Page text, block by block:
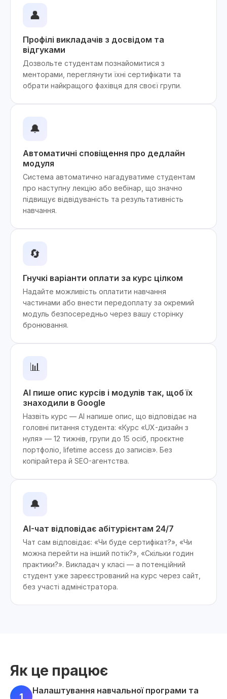
👤
Профілі викладачів з досвідом та
відгуками
Дозвольте студентам познайомитися з
менторами, переглянути їхні сертифікати та
обрати найкращого фахівця для своєї групи.
🔔
Автоматичні сповіщення про дедлайн
модуля
Система автоматично нагадуватиме студентам
про наступну лекцію або вебінар, що значно
підвищує відвідуваність та результативність
навчання.
🔄
Гнучкі варіанти оплати за курс цілком
Надайте можливість оплатити навчання
частинами або внести передоплату за окремий
модуль безпосередньо через вашу сторінку
бронювання.
📊
AI пише опис курсів і модулів так, щоб їх
знаходили в Google
Назвіть курс — AI напише опис, що відповідає на
головні питання студента: «Курс «UX-дизайн з
нуля» — 12 тижнів, групи до 15 осіб, проєктне
портфоліо, lifetime access до записів». Без
копірайтера й SEO-агентства.
🔔
AI-чат відповідає абітурієнтам 24/7
Чат сам відповідає: «Чи буде сертифікат?», «Чи
можна перейти на інший потік?», «Скільки годин
практики?». Викладач у класі — а потенційний
студент уже зареєстрований на курс через сайт,
без участі адміністратора.
Як це працює
1
Налаштування навчальної програми та